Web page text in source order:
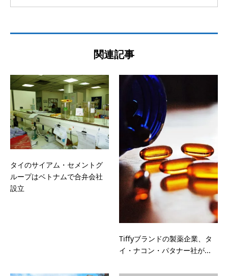
関連記事
タイのサイアム・セメントグ
ループはベトナムで合弁会社
設立
Tiffyブランドの製薬企業、タ
イ・ナコン・パタナー社が...